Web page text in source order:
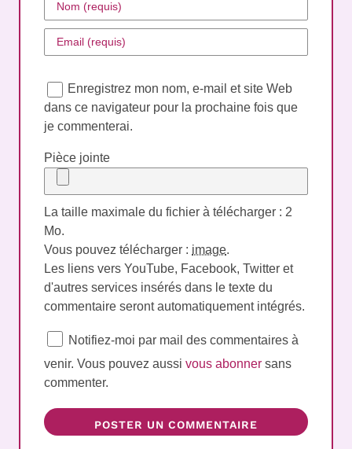
Enregistrez mon nom, e-mail et site Web
dans ce navigateur pour la prochaine fois que
je commenterai.
Pièce jointe
La taille maximale du fichier à télécharger : 2
Mo.
Vous pouvez télécharger : image.
Les liens vers YouTube, Facebook, Twitter et
d'autres services insérés dans le texte du
commentaire seront automatiquement intégrés.
Notifiez-moi par mail des commentaires à
venir. Vous pouvez aussi vous abonner sans
commenter.